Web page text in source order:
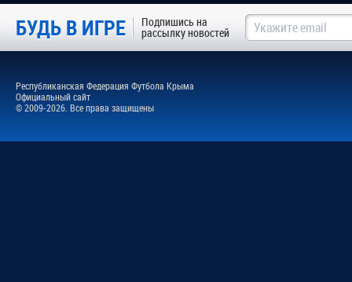
БУДЬ В ИГРЕ Подпишись на
рассылку новостей
Республиканская Федерация Футбола Крыма
Официальный сайт
© 2009-2026. Все права защищены